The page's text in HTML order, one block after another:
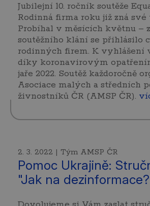
Jubilejní 10. ročník soutěže
Rodinná firma roku již zná své
Probíhal v měsících květnu –
soutěžního klání se přihlásilo
rodinných firem. K vyhlášení
díky koronavirovým
jaře 2022. Soutěž každoročně
Asociace malých a středních
živnostníků ČR (AMSP ČR).
2. 3. 2022 | Tým AMSP ČR
Pomoc Ukrajině:
"Jak na